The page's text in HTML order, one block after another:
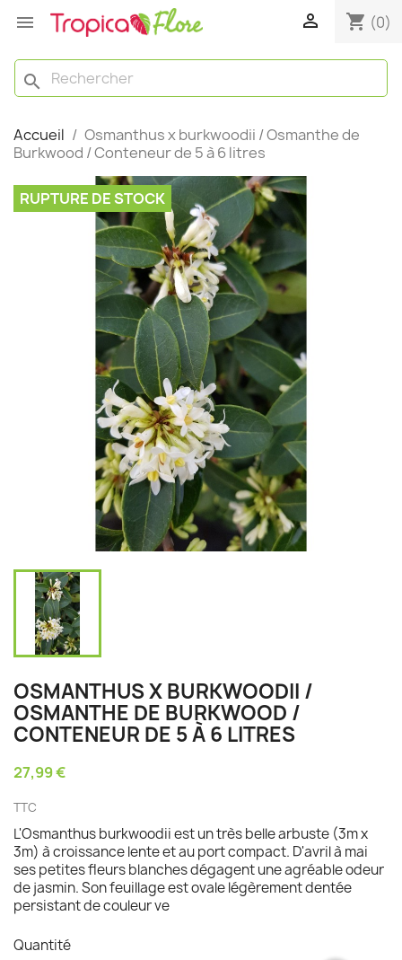
  shopping_cart (0)
search
Accueil
Osmanthus x burkwoodii / Osmanthe de
Burkwood / Conteneur de 5 à 6 litres
RUPTURE DE STOCK
OSMANTHUS X BURKWOODII /
OSMANTHE DE BURKWOOD /
CONTENEUR DE 5 À 6 LITRES
27,99 €
TTC
L'Osmanthus burkwoodii est un très belle arbuste (3m x
3m) à croissance lente et au port compact. D'avril à mai
ses petites fleurs blanches dégagent une agréable odeur
de jasmin. Son feuillage est ovale légèrement dentée
persistant de couleur ve
Quantité